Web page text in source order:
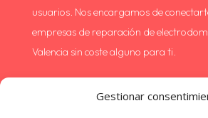
Gestionar
usuarios. Nos encargamos de
empresas de reparación de
Valencia sin coste alguno para ti.
¿Es más barato si contacto